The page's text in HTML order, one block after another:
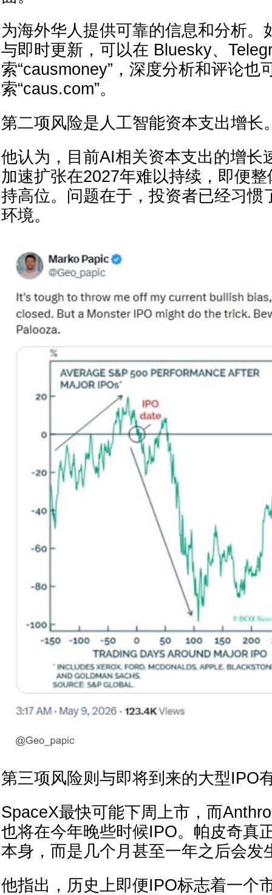
为海外华人提供可靠的信息和分析。
与即时更新，可以在 Bluesky、
索“causmoney”，深度分析和评论也
索“caus.com”。
第二项风险是人工智能资本支出增长
他认为，目前AI相关资本支出的增长
加速扩张在2027年难以持续，即便
持高位。问题在于，投资者已经习惯
环境。
第三项风险则与即将到来的大型IPO
SpaceX最快可能下周上市，而
也将在今年晚些时候IPO。帕皮奇真
本身，而是几个月甚至一年之后会发
他指出，历史上即便IPO标志着一个